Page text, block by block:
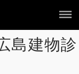
島建物診